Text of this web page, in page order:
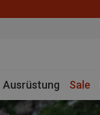
Ausrüstung Sale